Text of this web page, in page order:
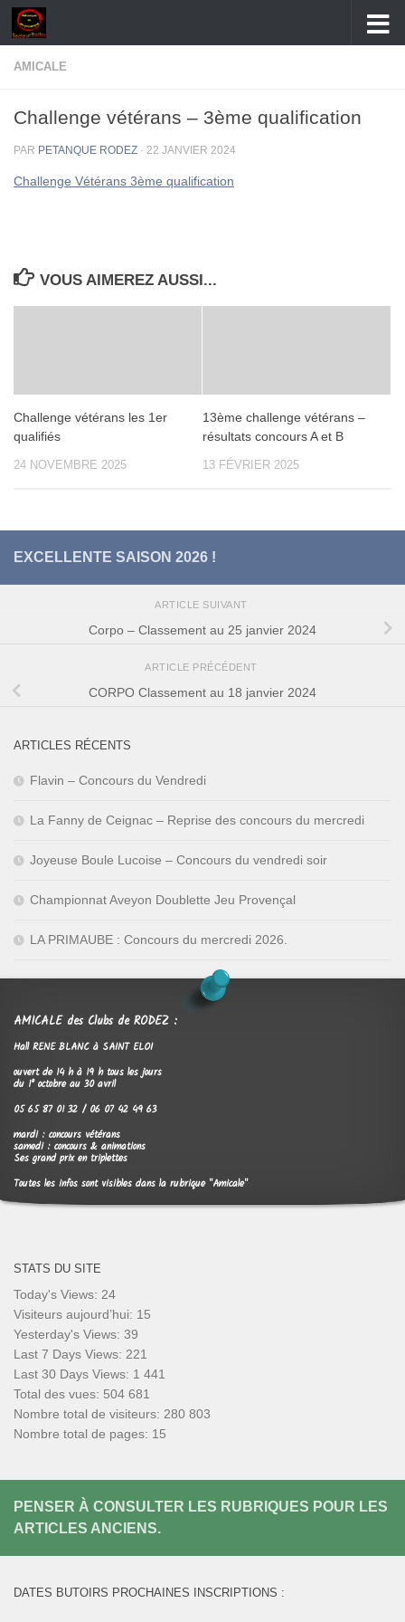
Skip to content
AMICALE
Challenge vétérans – 3ème qualification
PAR PETANQUE RODEZ · 22 JANVIER 2024
Challenge Vétérans 3ème qualification
VOUS AIMEREZ AUSSI...
Challenge vétérans les 1er
qualifiés
24 NOVEMBRE 2025
13ème challenge vétérans –
résultats concours A et B
13 FÉVRIER 2025
EXCELLENTE SAISON 2026 !
ARTICLE SUIVANT
Corpo – Classement au 25 janvier 2024
ARTICLE PRÉCÉDENT
CORPO Classement au 18 janvier 2024
ARTICLES RÉCENTS
Flavin – Concours du Vendredi
La Fanny de Ceignac – Reprise des concours du mercredi
Joyeuse Boule Lucoise – Concours du vendredi soir
Championnat Aveyon Doublette Jeu Provençal
LA PRIMAUBE : Concours du mercredi 2026.
AMICALE des Clubs de RODEZ :
Hall RENE BLANC à SAINT ELOI
ouvert de 14 h à 19 h tous les jours
du 1° octobre au 30 avril
05 65 87 01 32 / 06 07 42 49 63
mardi : concours vétérans
samedi : concours & animations
Ses grand prix en triplettes
Toutes les infos sont visibles dans la rubrique "Amicale"
STATS DU SITE
Today's Views: 24
Visiteurs aujourd’hui: 15
Yesterday's Views: 39
Last 7 Days Views: 221
Last 30 Days Views: 1 441
Total des vues: 504 681
Nombre total de visiteurs: 280 803
Nombre total de pages: 15
PENSER À CONSULTER LES RUBRIQUES POUR LES
ARTICLES ANCIENS.
DATES BUTOIRS PROCHAINES INSCRIPTIONS :